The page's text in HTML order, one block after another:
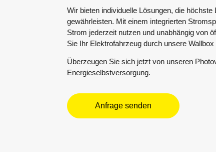
Wir bieten individuelle Lösungen, die
gewährleisten. Mit einem integrierten
Strom jederzeit nutzen und unabhängig von
Sie Ihr Elektrofahrzeug durch unsere
Überzeugen Sie sich jetzt von unseren
Energieselbstversorgung.
Anfrage senden